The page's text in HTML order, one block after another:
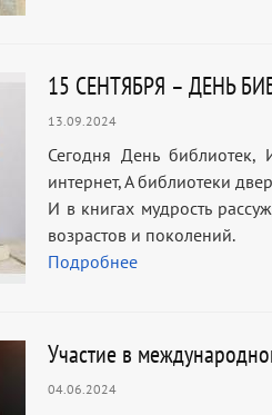
15 СЕНТЯБРЯ – ДЕНЬ
13.09.2024
Сегодня День
интернет, А библиотеки
И в книгах мудрость
возрастов и поколений.
Подробнее
Участие в
04.06.2024